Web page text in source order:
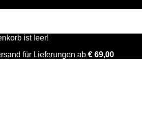
ist leer!
für Lieferungen ab € 69,00